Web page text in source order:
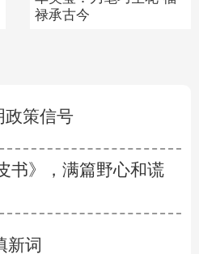
政策信号
书》，满篇野心和谎
新词